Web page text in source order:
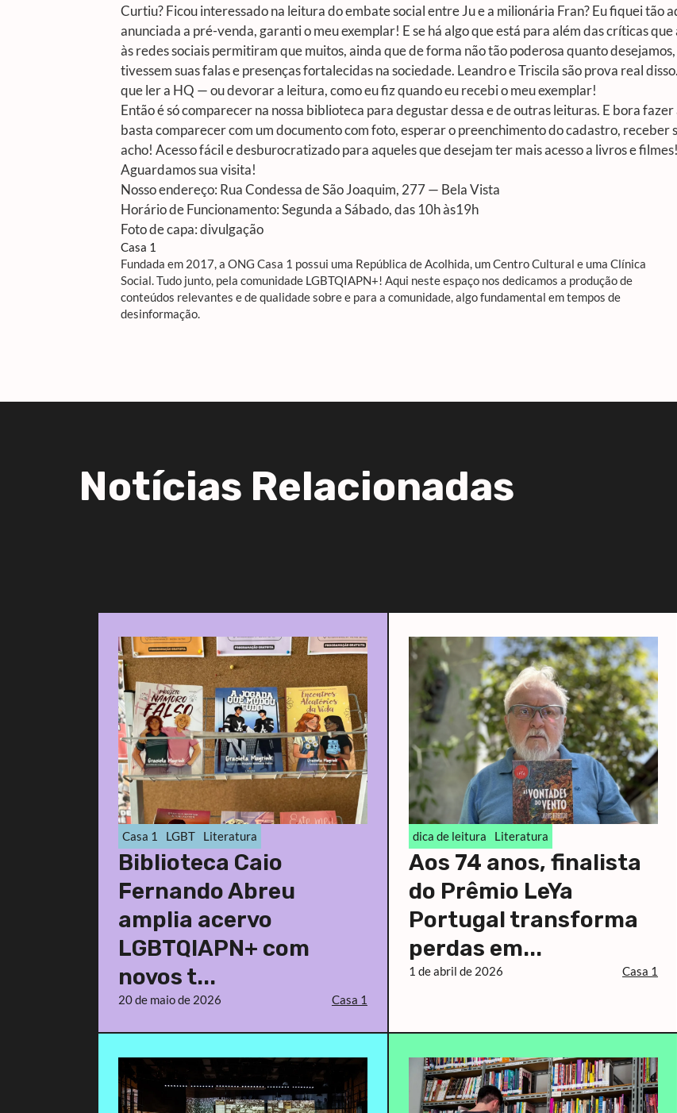
Curtiu? Ficou interessado na leitura do embate social entre Ju e a milionária Fran? Eu fiquei tão
anunciada a pré-venda, garanti o meu exemplar! E se há algo que está para além das críticas
às redes sociais permitiram que muitos, ainda que de forma não tão poderosa quanto
tivessem suas falas e presenças fortalecidas na sociedade. Leandro e Triscila são prova real
que ler a HQ — ou devorar a leitura, como eu fiz quando eu recebi o meu exemplar!
Então é só comparecer na nossa biblioteca para degustar dessa e de outras leituras. E bora
basta comparecer com um documento com foto, esperar o preenchimento do cadastro, receber
acho! Acesso fácil e desburocratizado para aqueles que desejam ter mais acesso a livros e
Aguardamos sua visita!
Nosso endereço: Rua Condessa de São Joaquim, 277 — Bela Vista
Horário de Funcionamento: Segunda a Sábado, das 10h às19h
Foto de capa: divulgação
Casa 1
Fundada em 2017, a ONG Casa 1 possui uma República de Acolhida, um Centro Cultural e uma Clínica
Social. Tudo junto, pela comunidade LGBTQIAPN+! Aqui neste espaço nos dedicamos a produção de
conteúdos relevantes e de qualidade sobre e para a comunidade, algo fundamental em tempos de
desinformação.
Notícias Relacionadas
Casa 1 LGBT Literatura
Biblioteca Caio
Fernando Abreu
amplia acervo
LGBTQIAPN+ com
novos t...
20 de maio de 2026 Casa 1
dica de leitura Literatura
Aos 74 anos, finalista
do Prêmio LeYa
Portugal transforma
perdas em...
1 de abril de 2026 Casa 1